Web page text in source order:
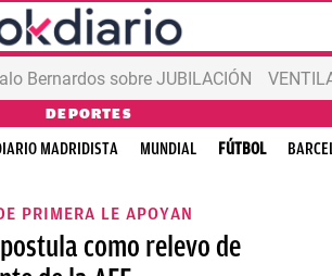
Bernardos sobre JUBILACIÓN
DEPORTES
MADRIDISTA MUNDIAL FÚTBOL
PRIMERA LE APOYAN
como relevo de